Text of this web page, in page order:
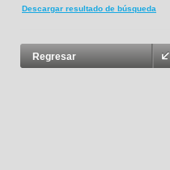
Descargar resultado de búsqueda
Regresar